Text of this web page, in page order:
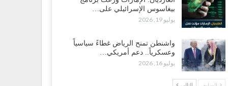
تصعيد غير مسبوق ولأول مرة.. عمرو البيض يهاجم
الثقة معدومة والقوات الجنوبية ستتحرك إذا استمر
3, 2026
تصاعد الخلافات داخل “الرئاسي”.. أعضاء المجلس ينقلبون
العليمي ويلغون قراراته ويضغطون لإقالة مدير…
بيغاسوس الإسرائيلي على…
يوليو 19, 2026
واشنطن تمنح الرياض غطاءً سياسياً
وعسكرياً.. دعم أمريكي…
يوليو 16, 2026
السابق التالي